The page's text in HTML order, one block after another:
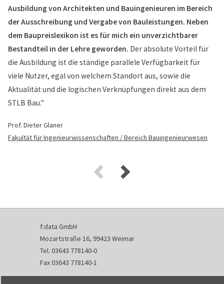
Ausbildung von Architekten und Bauingenieuren im Bereich
der Ausschreibung und Vergabe von Bauleistungen. Neben
dem Baupreislexikon ist es für mich ein unverzichtbarer
Bestandteil in der Lehre geworden. Der absolute Vorteil für
die Ausbildung ist die ständige parallele Verfügbarkeit für
viele Nutzer, egal von welchem Standort aus, sowie die
Aktualität und die logischen Verknüpfungen direkt aus dem
STLB Bau."
Prof. Dieter Glaner
Fakultät für Ingenieurwissenschaften / Bereich Bauingenieurwesen
f:data GmbH
Mozartstraße 16, 99423 Weimar
Tel. 03643 778140-0
Fax 03643 778140-1
info@fdata.de